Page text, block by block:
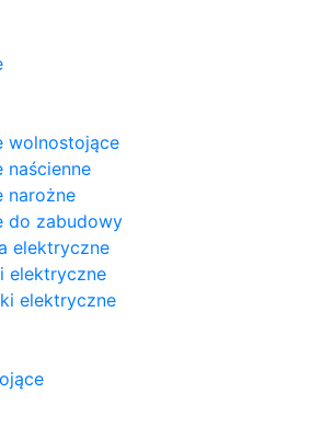
wolnostojące
naścienne
narożne
do zabudowy
elektryczne
elektryczne
elektryczne